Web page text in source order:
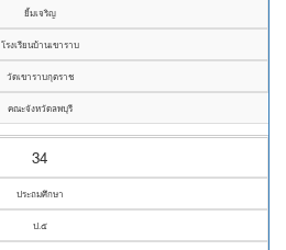
ยิ้มเจริญ
โรงเรียนบ้านเขาราบ
วัดเขาราบกุตราช
คณะจังหวัดลพบุรี
34
ประถมศึกษา
ป.๕